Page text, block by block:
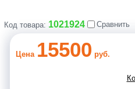
Код товара: 1021924 Сравнить
Цена 15500 руб.